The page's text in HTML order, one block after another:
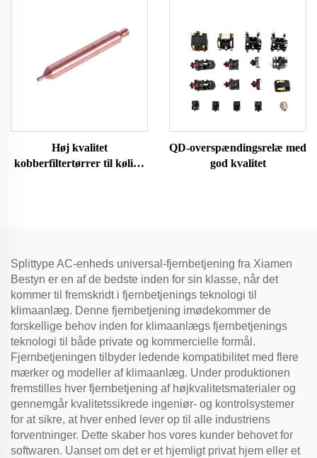
husholdningsapparater
Høj kvalitet
kobberfiltertørrer til køling
QD-overspændingsrelæ med
god kvalitet
Splittype AC-enheds universal-fjernbetjening fra Xiamen
Bestyn er en af de bedste inden for sin klasse, når det
kommer til fremskridt i fjernbetjenings teknologi til
klimaanlæg. Denne fjernbetjening imødekommer de
forskellige behov inden for klimaanlægs fjernbetjenings
teknologi til både private og kommercielle formål.
Fjernbetjeningen tilbyder ledende kompatibilitet med flere
mærker og modeller af klimaanlæg. Under produktionen
fremstilles hver fjernbetjening af højkvalitetsmaterialer og
gennemgår kvalitetssikrede ingeniør- og kontrolsystemer
for at sikre, at hver enhed lever op til alle industriens
forventninger. Dette skaber hos vores kunder behovet for
softwaren. Uanset om det er et hjemligt privat hjem eller et